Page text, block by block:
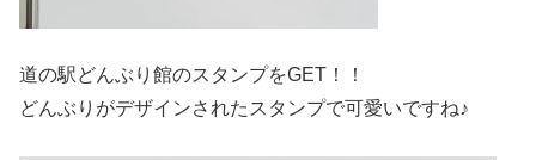
道の駅どんぶり館のスタンプをGET！！
どんぶりがデザインされたスタンプで可愛いですね♪